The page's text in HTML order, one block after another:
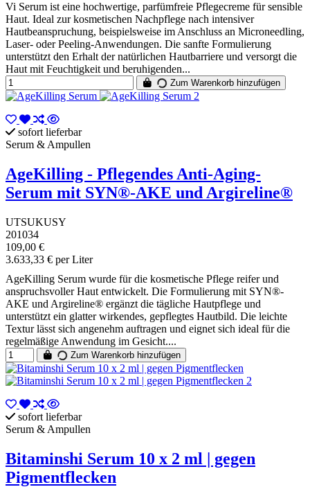
Vi Serum ist eine hochwertige, parfümfreie Pflegecreme für sensible
Haut. Ideal zur kosmetischen Nachpflege nach intensiver
Hautbeanspruchung, beispielsweise im Anschluss an Microneedling,
Laser- oder Peeling-Anwendungen. Die sanfte Formulierung
unterstützt den Erhalt der natürlichen Hautbarriere und versorgt die
Haut mit Feuchtigkeit und beruhigenden...
Zum Warenkorb hinzufügen
sofort lieferbar
Serum & Ampullen
AgeKilling - Pflegendes Anti-Aging-
Serum mit SYN®-AKE und Argireline®
UTSUKUSY
201034
109,00 €
3.633,33 € per Liter
AgeKilling Serum wurde für die kosmetische Pflege reifer und
anspruchsvoller Haut entwickelt. Die Formulierung mit SYN®-
AKE und Argireline® ergänzt die tägliche Hautpflege und
unterstützt ein glatter wirkendes, gepflegtes Hautbild. Die leichte
Textur lässt sich angenehm auftragen und eignet sich ideal für die
regelmäßige Anwendung im Gesicht....
Zum Warenkorb hinzufügen
sofort lieferbar
Serum & Ampullen
Bitaminshi Serum 10 x 2 ml | gegen
Pigmentflecken